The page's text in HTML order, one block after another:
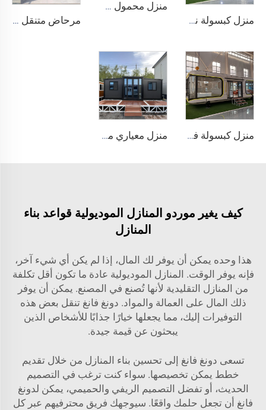
منزل كبسولة نموذجي صيني بسعر مميز، كابينة تفاح جاهزة للبيع بطول ٢٠ قدمًا
منزل محمول خفيف الوزن ومسبق الصنع وقابل للطي سريعًا وموحد الحجم 20 قدم و40 قدم، منزل صغير قابل للطي وتنقله
مرحاض متنقل عام محمول مخصص للاستخدام الخارجي للتخييم بسعر حاويات المنازل المراحيض المتنقلة
منزل كبسولة فولاذي ملون متكامل، قابل للطي، وحدة حاوية متنقلة، سكن صندوقي معبأ بشكل بسيط، مناسب للفنادق والمتاجر منزل معياري مخصص حسب الطلب من المصنع، منازل جاهزة بأسعار معقولة للبيع، منازل حاويات فاخرة، منزل جاهز
كيف يغير موردو المنازل الموديولية قواعد بناء
المنازل
هذا وحده يمكن أن يوفر لك المال، إذا لم يكن أي شيء آخر،
فإنه يوفر الوقت. المنازل الموديولية عادة ما تكون أقل تكلفة
من المنازل التقليدية لأنها تُصنع في المصنع. يمكن أن يوفر
ذلك المال على العمالة والمواد. دونغ فانغ تنقل بعض هذه
التوفيرات إليك، مما يجعلها خيارًا جذابًا للأشخاص الذين
يبحثون عن قيمة جيدة.
تسعى دونغ فانغ إلى تحسين بناء المنازل من خلال تقديم
خطط يمكن تخصيصها. سواء كنت ترغب في التصميم
الحديث، أو تفضل التصميم الريفي والحميمي، يمكن لدونغ
فانغ أن تجعل حلمك واقعًا. سيوجهك فريق محترفيهم عبر كل